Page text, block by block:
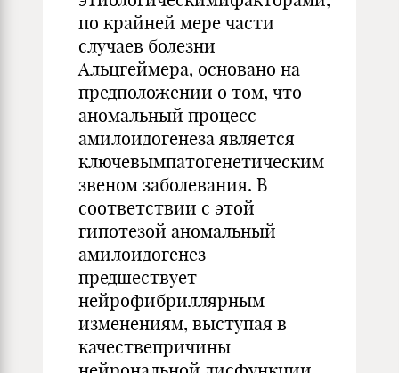
по крайней мере части
случаев болезни
Альцгеймера, основано на
предположении о том, что
аномальный процесс
амилоидогенеза является
ключевымпатогенетическим
звеном заболевания. В
соответствии с этой
гипотезой аномальный
амилоидогенез
предшествует
нейрофибриллярным
изменениям, выступая в
качествепричины